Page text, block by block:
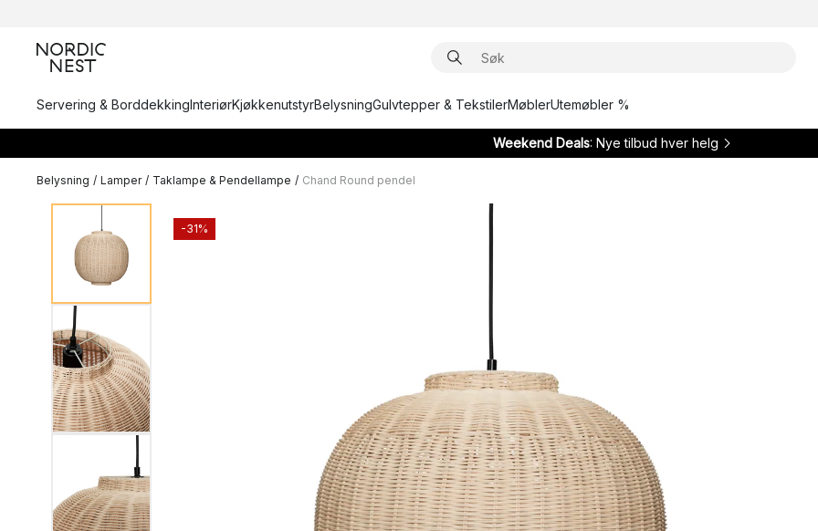
Servering & BorddekkingInteriørKjøkkenutstyrBelysningGulvtepper & TekstilerMøblerUtemøbler %
Weekend Deals: Nye tilbud hver helg
Belysning / Lamper / Taklampe & Pendellampe / Chand Round pendel
-31%